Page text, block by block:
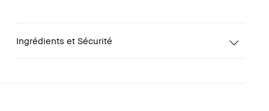
Ingrédients et Sécurité